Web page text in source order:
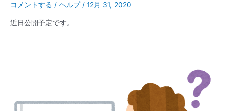
コメントする / ヘルプ/ 12月 31, 2020
近日公開予定です。